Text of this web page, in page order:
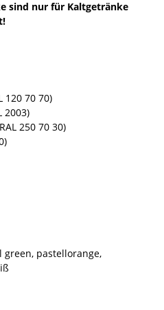
sind nur für Kaltgetränke
120 70 70)
2003)
250 70 30)
green, pastellorange,